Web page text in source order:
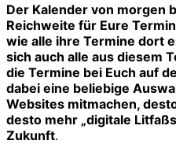
Der Kalender von morgen
Reichweite für Eure
wie alle ihre Termine dort
sich auch alle aus diesem
die Termine bei Euch auf
dabei eine beliebige
Websites mitmachen,
desto mehr „digitale
Zukunft.